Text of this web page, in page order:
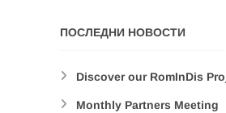
ПОСЛЕДНИ НОВОСТИ
Discover our RomInDis
Monthly Partners Meeting